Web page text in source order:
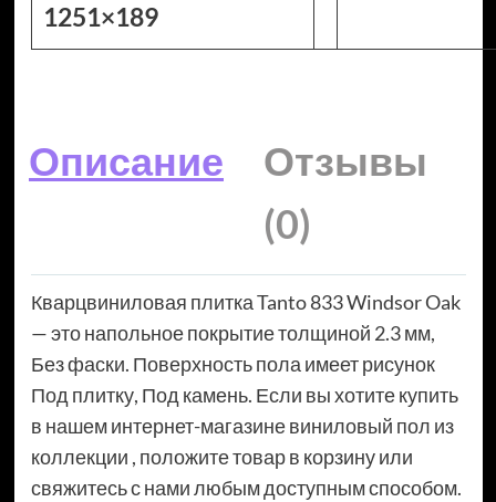
1251×189
Описание
Отзывы
(0)
Кварцвиниловая плитка Tanto 833 Windsor Oak
— это напольное покрытие толщиной 2.3 мм,
Без фаски. Поверхность пола имеет рисунок
Под плитку, Под камень. Если вы хотите купить
в нашем интернет-магазине виниловый пол из
коллекции , положите товар в корзину или
свяжитесь с нами любым доступным способом.